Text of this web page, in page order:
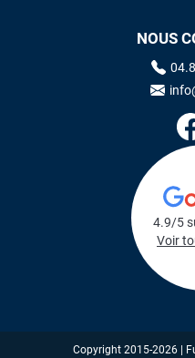
NOUS
4.9/5
Voir
Copyright 2015-2026 |